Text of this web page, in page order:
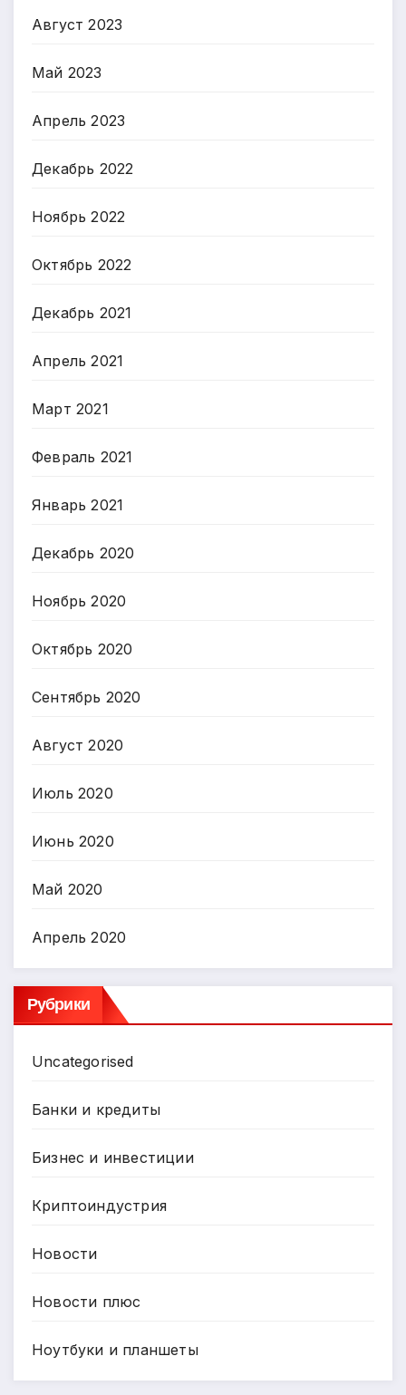
Август 2023
Май 2023
Апрель 2023
Декабрь 2022
Ноябрь 2022
Октябрь 2022
Декабрь 2021
Апрель 2021
Март 2021
Февраль 2021
Январь 2021
Декабрь 2020
Ноябрь 2020
Октябрь 2020
Сентябрь 2020
Август 2020
Июль 2020
Июнь 2020
Май 2020
Апрель 2020
Рубрики
Uncategorised
Банки и кредиты
Бизнес и инвестиции
Криптоиндустрия
Новости
Новости плюс
Ноутбуки и планшеты